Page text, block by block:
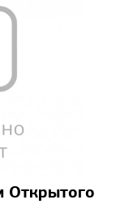
Открытого